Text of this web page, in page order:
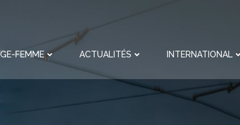
FEMME ACTUALITÉS INTERNATIONAL